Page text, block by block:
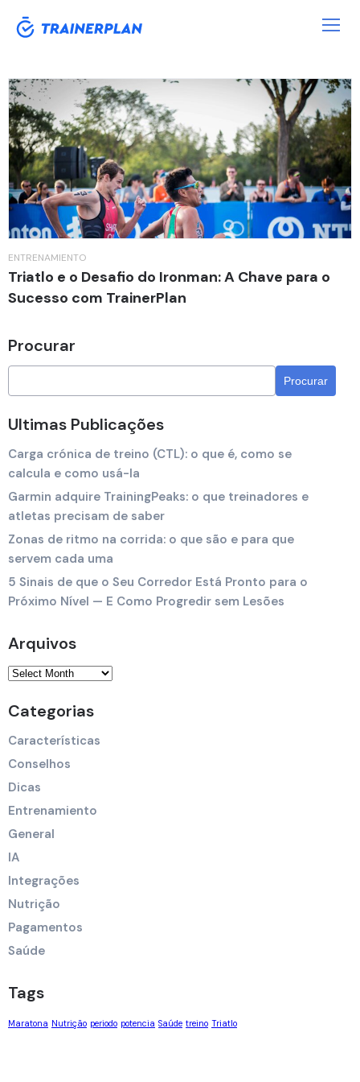
Tag:Triatlo
ENTRENAMIENTO
Triatlo e o Desafio do Ironman: A Chave para o
Sucesso com TrainerPlan
Procurar
Ultimas Publicações
Carga crónica de treino (CTL): o que é, como se
calcula e como usá-la
Garmin adquire TrainingPeaks: o que treinadores e
atletas precisam de saber
Zonas de ritmo na corrida: o que são e para que
servem cada uma
5 Sinais de que o Seu Corredor Está Pronto para o
Próximo Nível — E Como Progredir sem Lesões
Arquivos
Categorias
Características
Conselhos
Dicas
Entrenamiento
General
IA
Integrações
Nutrição
Pagamentos
Saúde
Tags
Maratona Nutrição periodo potencia Saúde treino Triatlo